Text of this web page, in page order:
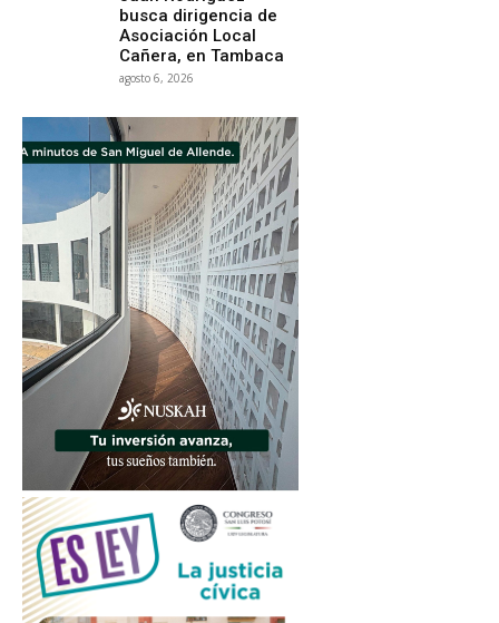
busca dirigencia de
Asociación Local
Cañera, en Tambaca
agosto 6, 2026